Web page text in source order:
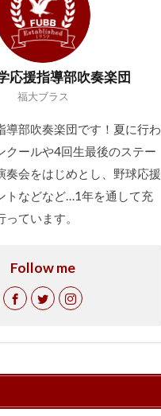
応援指導部吹奏楽団
福大ブラス
導部吹奏楽団です！夏に行わ
クールや4回生最後のステー
奏会をはじめとし、野球応援
トなどなど…1年を通して充
ています。
Follow me